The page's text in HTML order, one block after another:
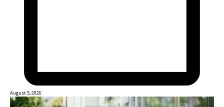
August 5, 2026